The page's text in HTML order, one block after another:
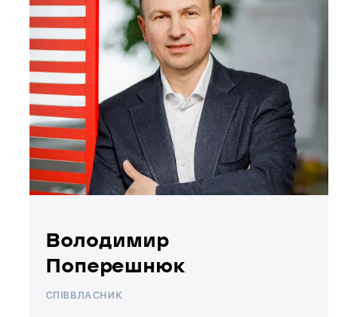
Володимир
Поперешнюк
СПІВВЛАСНИК